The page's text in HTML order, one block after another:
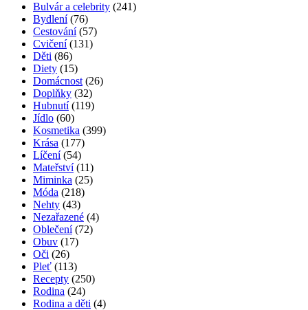
Bulvár a celebrity (241)
Bydlení(76)
Cestování(57)
Cvičení(131)
Děti (86)
Diety (15)
Domácnost (26)
Doplňky (32)
Hubnutí(119)
Jídlo (60)
Kosmetika (399)
Krása (177)
Líčení(54)
Mateřství(11)
Miminka (25)
Móda (218)
Nehty (43)
Nezařazené (4)
Oblečení(72)
Obuv (17)
Oči (26)
Pleť (113)
Recepty (250)
Rodina (24)
Rodina a děti (4)